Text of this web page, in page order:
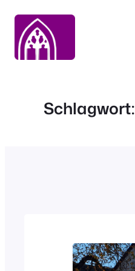
Zum
Inhalt
springen
Schlagwort: